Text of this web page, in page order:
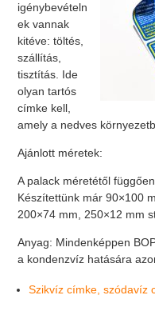
igénybevételn
ek vannak
kitéve: töltés,
szállítás,
tisztítás. Ide
olyan tartós
címke kell,
amely a nedves
Ajánlott méretek:
A palack méretétől
Készítettünk már 90×100
200×74 mm, 250×12 mm
Anyag: Mindenképpen
a kondenzvíz hatására
Szikvíz címke, szódavíz